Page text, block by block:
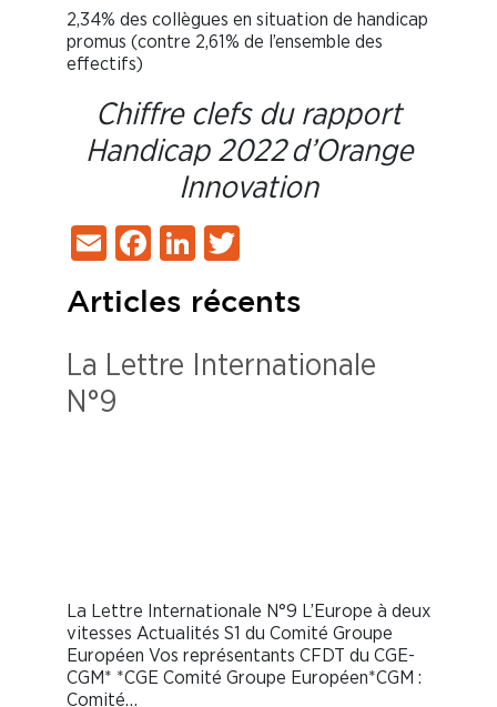
2,34% des collègues en situation de handicap
promus (contre 2,61% de l’ensemble des
effectifs)
Chiffre clefs du rapport
Handicap 2022 d’Orange
Innovation
EmailFacebook
LinkedIn
Articles récents
La Lettre Internationale
N°9
La Lettre Internationale N°9 L’Europe à deux
vitesses Actualités S1 du Comité Groupe
Européen Vos représentants CFDT du CGE-
CGM* *CGE Comité Groupe Européen*CGM :
Comité…